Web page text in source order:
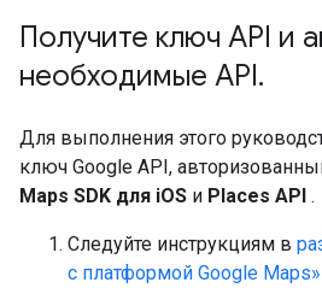
Получите ключ API и
необходимые API.
Для выполнения этого
ключ Google API,
Maps SDK для iOS и Places API .
Следуйте инструкциям в
с платформой Google Maps»